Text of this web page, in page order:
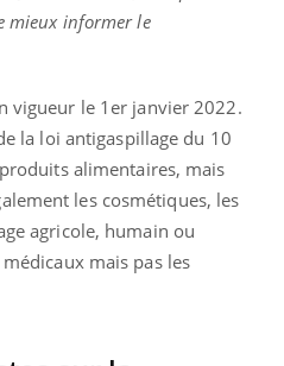
mieux informer le
vigueur le 1er janvier 2022.
la loi antigaspillage du 10
alimentaires, mais
les cosmétiques, les
agricole, humain ou
mais pas les